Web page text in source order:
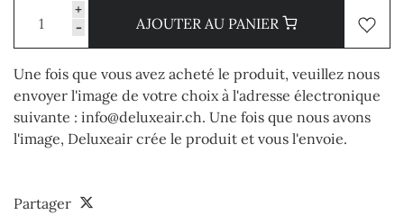
+
-
AJOUTER AU PANIER
Une fois que vous avez acheté le produit, veuillez nous
envoyer l'image de votre choix à l'adresse électronique
suivante : info@deluxeair.ch. Une fois que nous avons
l'image, Deluxeair crée le produit et vous l'envoie.
Partager